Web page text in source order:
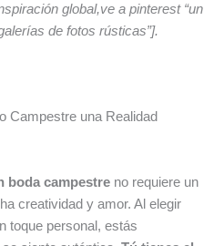
global,ve a pinterest “un
de fotos rústicas”].
Campestre una Realidad
boda campestre no requiere un
creatividad y amor. Al elegir
toque personal, estás